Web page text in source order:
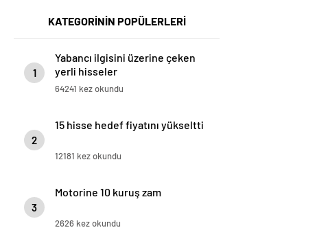
KATEGORİNİN POPÜLERLERİ
1
Yabancı ilgisini üzerine çeken
yerli hisseler
64241 kez okundu
2
15 hisse hedef fiyatını yükseltti
12181 kez okundu
3
Motorine 10 kuruş zam
2626 kez okundu